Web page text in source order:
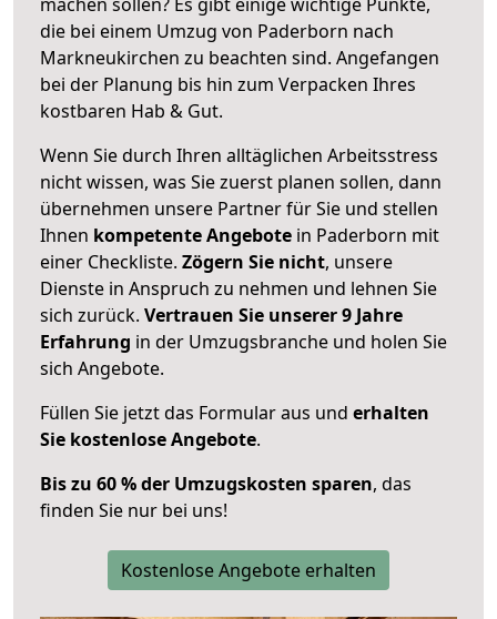
die bei einem Umzug von Paderborn nach
Markneukirchen zu beachten sind. Angefangen
bei der Planung bis hin zum Verpacken Ihres
kostbaren Hab & Gut.
Wenn Sie durch Ihren alltäglichen Arbeitsstress
nicht wissen, was Sie zuerst planen sollen, dann
übernehmen unsere Partner für Sie und stellen
Ihnen kompetente Angebote in Paderborn mit
einer Checkliste. Zögern Sie nicht, unsere
Dienste in Anspruch zu nehmen und lehnen Sie
sich zurück. Vertrauen Sie unserer 9 Jahre
Erfahrung in der Umzugsbranche und holen Sie
sich Angebote.
Füllen Sie jetzt das Formular aus und erhalten
Sie kostenlose Angebote.
Bis zu 60 % der Umzugskosten sparen, das
finden Sie nur bei uns!
Kostenlose Angebote erhalten